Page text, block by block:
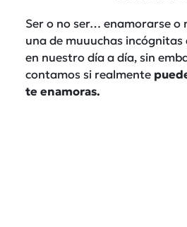
Ser o no ser… enamorarse o
una de muuuchas incógnitas
en nuestro día a día, sin
contamos si realmente
te enamoras.